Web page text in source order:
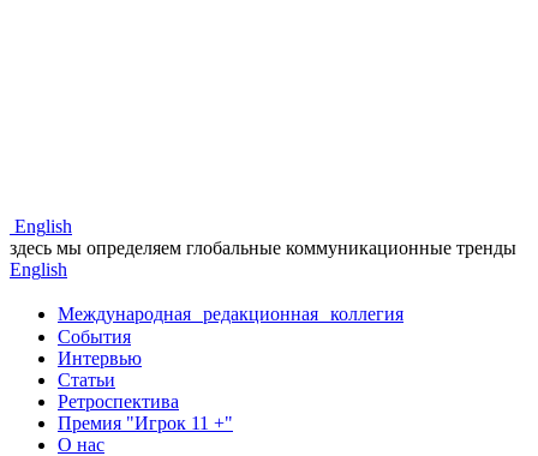
English
здесь мы определяем глобальные коммуникационные тренды
English
Международная редакционная коллегия
События
Интервью
Статьи
Ретроспектива
Премия "Игрок 11 +"
О нас